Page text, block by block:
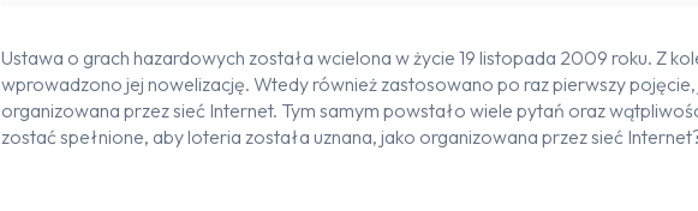
Ustawa o grach hazardowych została wcielona w życie 19 listopada 2009 roku. Z
wprowadzono jej nowelizację. Wtedy również zastosowano po raz pierwszy
organizowana przez sieć Internet. Tym samym powstało wiele pytań oraz
zostać spełnione, aby loteria została uznana, jako organizowana przez sieć